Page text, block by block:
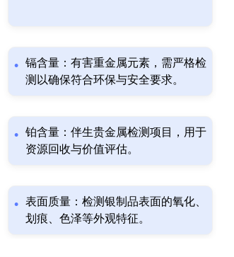
镉含量：有害重金属元素，需严格检
测以确保符合环保与安全要求。
铂含量：伴生贵金属检测项目，用于
资源回收与价值评估。
表面质量：检测银制品表面的氧化、
划痕、色泽等外观特征。